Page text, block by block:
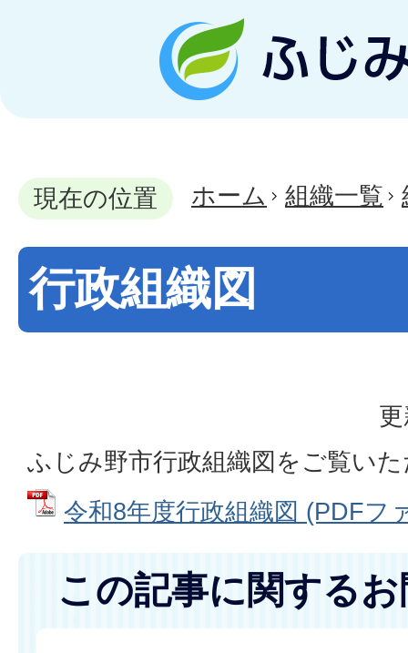
現在の位置 ホーム 組織一覧
行政組織図
ふじみ野市行政組織図をご覧い
令和8年度行政組織図 (PDFフ
この記事に関する